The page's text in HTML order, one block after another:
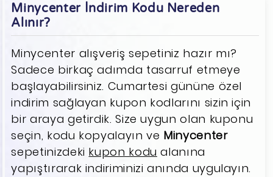
Minycenter İndirim Kodu Nereden
Alınır?
Minycenter alışveriş sepetiniz hazır mı?
Sadece birkaç adımda tasarruf etmeye
başlayabilirsiniz. Cumartesi gününe özel
indirim sağlayan kupon kodlarını sizin için
bir araya getirdik. Size uygun olan kuponu
seçin, kodu kopyalayın ve Minycenter
sepetinizdeki kupon kodu alanına
yapıştırarak indiriminizi anında uygulayın.